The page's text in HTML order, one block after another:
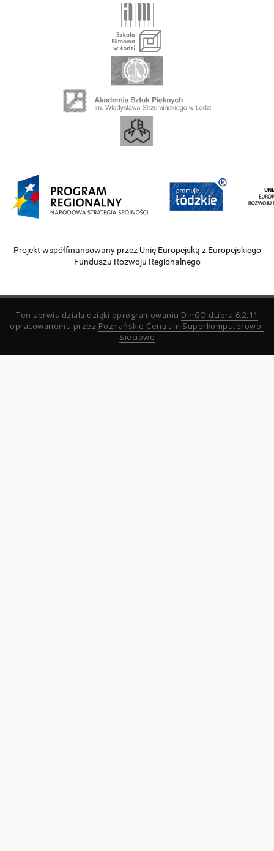
Projekt współfinansowany przez Unię Europejską z Europejskiego
Funduszu Rozwoju Regionalnego
Ten serwis działa dzięki oprogramowaniu DInGO dLibra 6.2.11
opracowanemu przez Poznańskie Centrum Superkomputerowo-
Sieciowe